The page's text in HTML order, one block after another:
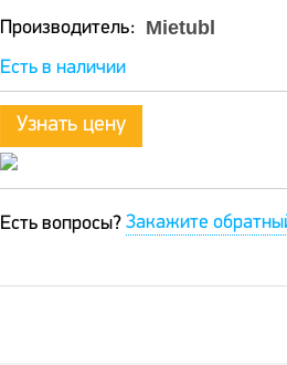
Производитель Mietubl
Есть в наличии
Узнать цену
Есть вопросы? Закажите